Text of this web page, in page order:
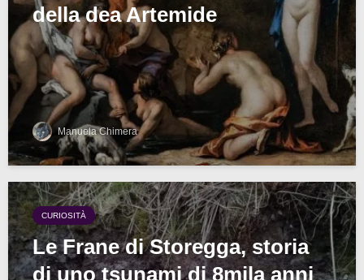
della dea Artemide
Manuela Chimera
CURIOSITÀ
Le Frane di Storegga, storia
di uno tsunami di 8mila anni